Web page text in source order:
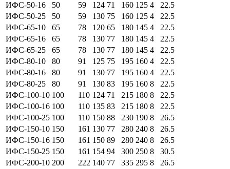
ИФС-50-16
50 59 124 71 160 125 4
22.5
ИФС-50-25
50 59 130 75 160 125 4
22.5
ИФС-65-10
65 78 120 65 180 145 4
22.5
ИФС-65-16
65 78 130 77 180 145 4
22.5
ИФС-65-25
65 78 130 77 180 145 4
22.5
ИФС-80-10
80 91 125 75 195 160 4
22.5
ИФС-80-16
80 91 130 77 195 160 4
22.5
ИФС-80-25
80 91 130 83 195 160 8
22.5
ИФС-100-10 100 110 124 71 215 180 8
22.5
ИФС-100-16 100 110 135 83 215 180 8
22.5
ИФС-100-25 100 110 150 88 230 190 8
26.5
ИФС-150-10 150 161 130 77 280 240 8
26.5
ИФС-150-16 150 161 150 89 280 240 8
26.5
ИФС-150-25 150 161 154 94 300 250 8
30.5
ИФС-200-10 200 222 140 77 335 295 8
26.5